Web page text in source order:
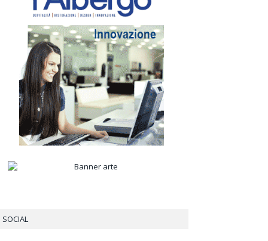
SOCIAL